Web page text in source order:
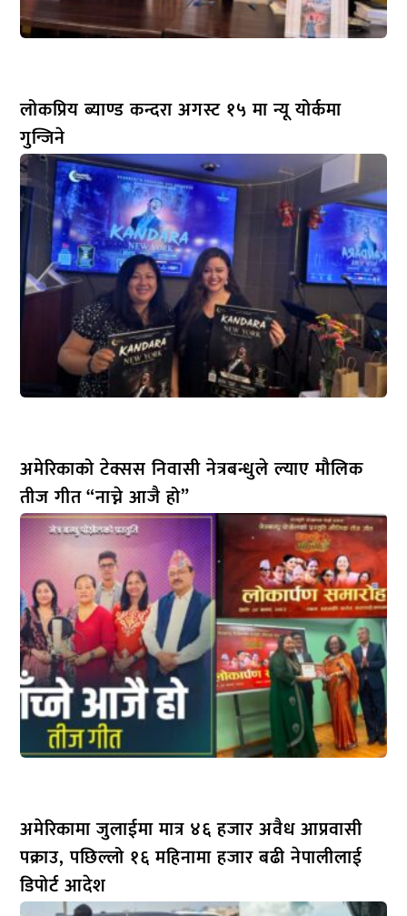
लोकप्रिय ब्याण्ड कन्दरा अगस्ट १५ मा न्यू योर्कमा
गुन्जिने
अमेरिकाको टेक्सस निवासी नेत्रबन्धुले ल्याए मौलिक
तीज गीत “नाच्ने आजै हो”
अमेरिकामा जुलाईमा मात्र ४६ हजार अवैध आप्रवासी
पक्राउ, पछिल्लो १६ महिनामा हजार बढी नेपालीलाई
डिपोर्ट आदेश